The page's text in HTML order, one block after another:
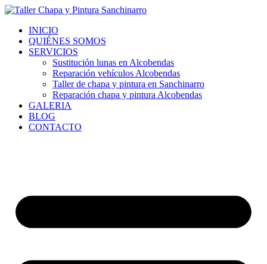
Ir
contenidoINICIO
QUIÉNES SOMOS
SERVICIOS
Sustitución lunas en Alcobendas
Reparación vehículos Alcobendas
Taller de chapa y pintura en Sanchinarro
Reparación chapa y pintura Alcobendas
GALERIA
BLOG
CONTACTO